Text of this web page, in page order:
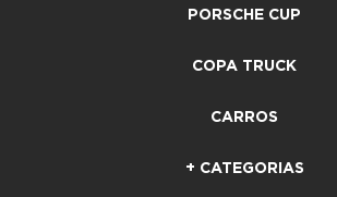
PORSCHE CUP
COPA TRUCK
CARROS
+ CATEGORIAS